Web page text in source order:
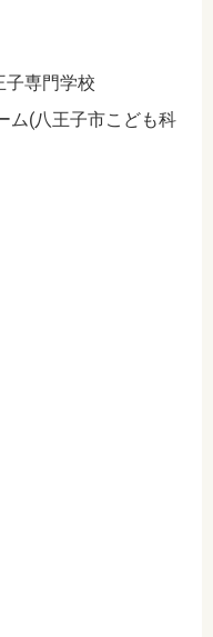
子専門学校
ム(八王子市こども科